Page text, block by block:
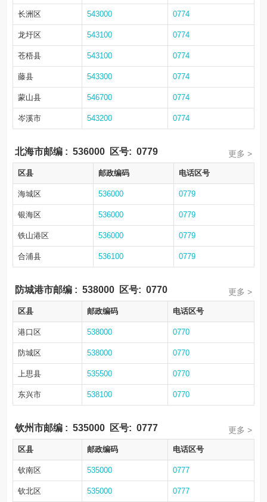
长洲区 543000 0774
龙圩区 543100 0774
苍梧县 543100 0774
藤县 543300 0774
蒙山县 546700 0774
岑溪市 543200 0774
北海市邮编 : 536000 区号: 0779 更多 >
区县 邮政编码 电话区号
海城区 536000 0779
银海区 536000 0779
铁山港区 536000 0779
合浦县 536100 0779
防城港市邮编 : 538000 区号: 0770 更多 >
区县 邮政编码 电话区号
港口区 538000 0770
防城区 538000 0770
上思县 535500 0770
东兴市 538100 0770
钦州市邮编 : 535000 区号: 0777 更多 >
区县 邮政编码 电话区号
钦南区 535000 0777
钦北区 535000 0777